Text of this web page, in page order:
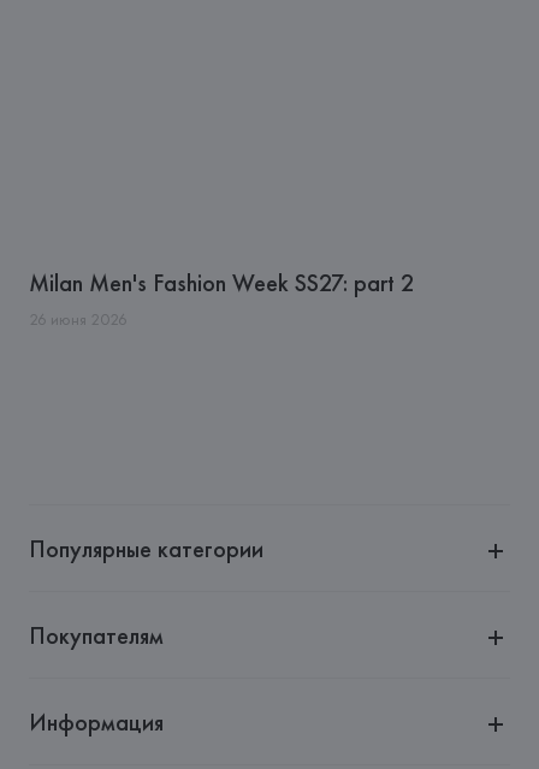
Milan Men's Fashion Week SS27: part 2
26 июня 2026
Популярные категории
Покупателям
Информация